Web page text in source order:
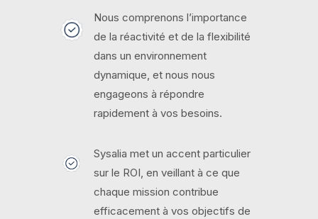
Nous comprenons l’importance
de la réactivité et de la flexibilité
dans un environnement
dynamique, et nous nous
engageons à répondre
Sysalia met un accent particulier
sur le ROI, en veillant à ce que
chaque mission contribue